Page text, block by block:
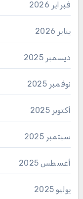
فبراير 2026
يناير 2026
ديسمبر 2025
نوفمبر 2025
أكتوبر 2025
سبتمبر 2025
أغسطس 2025
يوليو 2025